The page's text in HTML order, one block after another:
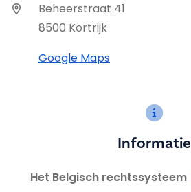
Beheerstraat 41
8500 Kortrijk
Google Maps
Informatie
Het Belgisch rechtssysteem